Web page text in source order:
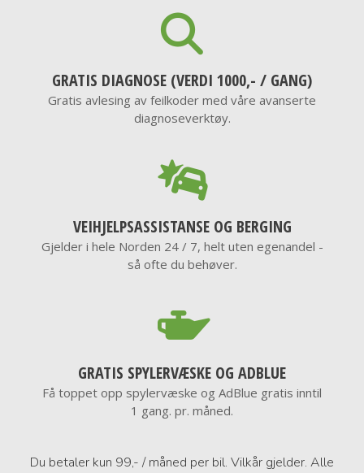
GRATIS DIAGNOSE (VERDI 1000,- / GANG)
Gratis avlesing av feilkoder med våre avanserte
diagnoseverktøy.
VEIHJELPSASSISTANSE OG BERGING
Gjelder i hele Norden 24 / 7, helt uten egenandel -
så ofte du behøver.
GRATIS SPYLERVÆSKE OG ADBLUE
Få toppet opp spylervæske og AdBlue gratis inntil
1 gang. pr. måned.
Du betaler kun 99,- / måned per bil. Vilkår gjelder. Alle